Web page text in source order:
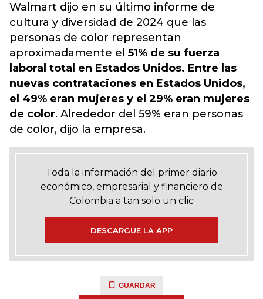
Walmart dijo en su último informe de
cultura y diversidad de 2024 que las
personas de color representan
aproximadamente el 51% de su fuerza
laboral total en Estados Unidos. Entre las
nuevas contrataciones en Estados Unidos,
el 49% eran mujeres y el 29% eran mujeres
de color. Alrededor del 59% eran personas
de color, dijo la empresa.
Toda la información del primer diario
económico, empresarial y financiero de
Colombia a tan solo un clic
DESCARGUE LA APP
GUARDAR